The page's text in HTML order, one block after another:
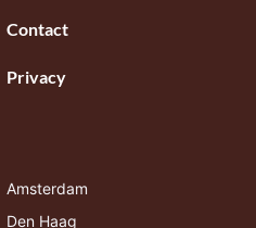
Contact
Privacy
Amsterdam
Den Haag